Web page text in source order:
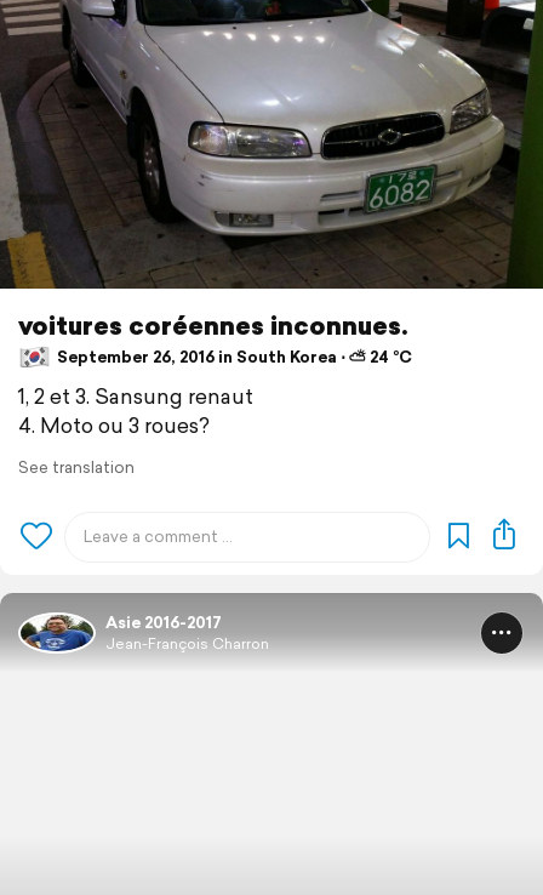
voitures coréennes inconnues.
September 26, 2016 in South Korea ⋅ ⛅ 24 °C
1, 2 et 3. Sansung renaut
4. Moto ou 3 roues?
See translation
Asie 2016-2017
Jean-François Charron